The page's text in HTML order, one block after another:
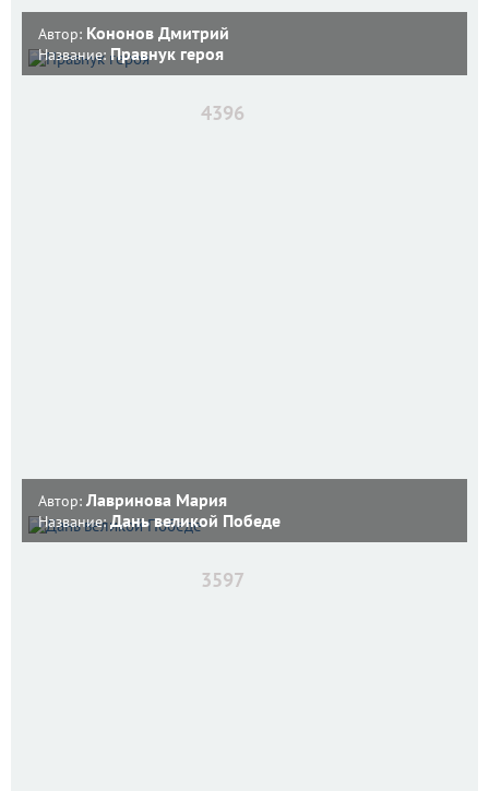
Автор: Кононов Дмитрий
Название: Правнук героя
4396
Автор: Лавринова Мария
Название:Дань великой Победе
3597